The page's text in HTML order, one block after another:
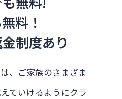
料！
制度あり
、ご家族のさまざま
ていけるようにクラ